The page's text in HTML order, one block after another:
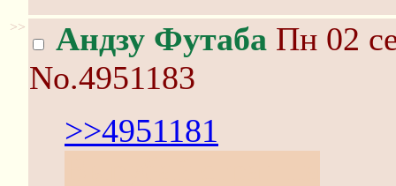
>> Андзу Футаба Пн 02
No.4951183
>>4951181